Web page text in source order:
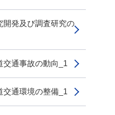
発及び調査研究の
通事故の動向_1
通環境の整備_1